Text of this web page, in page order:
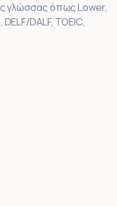
γλώσσας όπως Lower,
DALF, TOEIC,